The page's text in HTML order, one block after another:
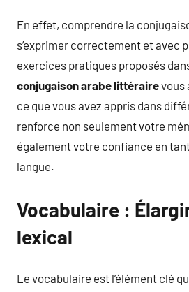
En effet, comprendre la
s’exprimer correctement et avec
exercices pratiques proposés
conjugaison arabe littérairevous
ce que vous avez appris dans
renforce non seulement votre
également votre confiance en
langue.
Vocabulaire :
lexical
Le vocabulaire est l’élément clé